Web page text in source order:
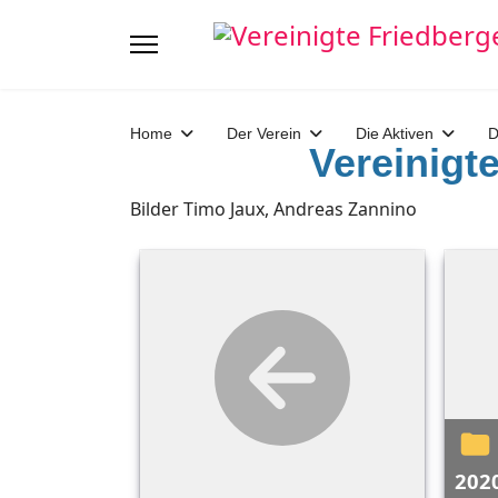
Home Der Verein Die Aktiven
Bilder Timo Jaux, Andreas Zannino